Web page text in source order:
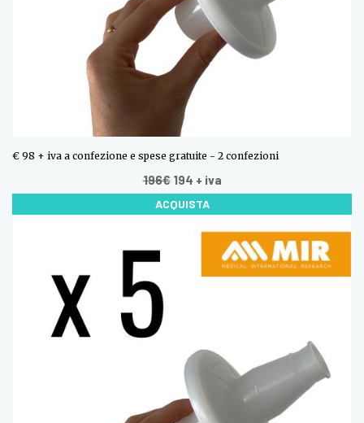
€ 98 + iva a confezione e spese gratuite - 2 confezioni
196€ 194 + iva
ACQUISTA